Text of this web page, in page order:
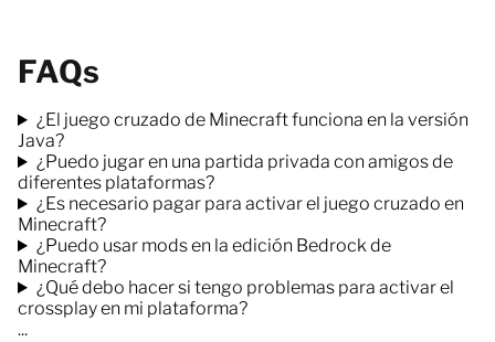
FAQs
¿El juego cruzado de Minecraft funciona en la versión
Java?
¿Puedo jugar en una partida privada con amigos de
diferentes plataformas?
¿Es necesario pagar para activar el juego cruzado en
Minecraft?
¿Puedo usar mods en la edición Bedrock de
Minecraft?
¿Qué debo hacer si tengo problemas para activar el
crossplay en mi plataforma?
...